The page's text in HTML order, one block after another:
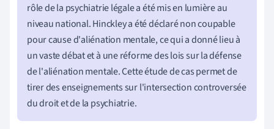
rôle de la psychiatrie légale a été mis en lumière au
niveau national. Hinckley a été déclaré non coupable
pour cause d'aliénation mentale, ce qui a donné lieu à
un vaste débat et à une réforme des lois sur la défense
de l'aliénation mentale. Cette étude de cas permet de
tirer des enseignements sur l'intersection controversée
du droit et de la psychiatrie.